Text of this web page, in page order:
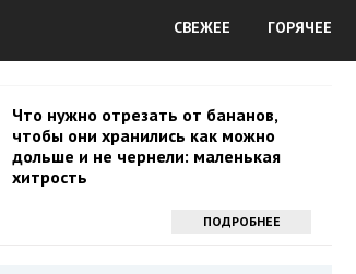
СВЕЖЕЕ ГОРЯЧЕЕ
Что нужно отрезать от бананов,
чтобы они хранились как можно
дольше и не чернели: маленькая
хитрость
ПОДРОБНЕЕ